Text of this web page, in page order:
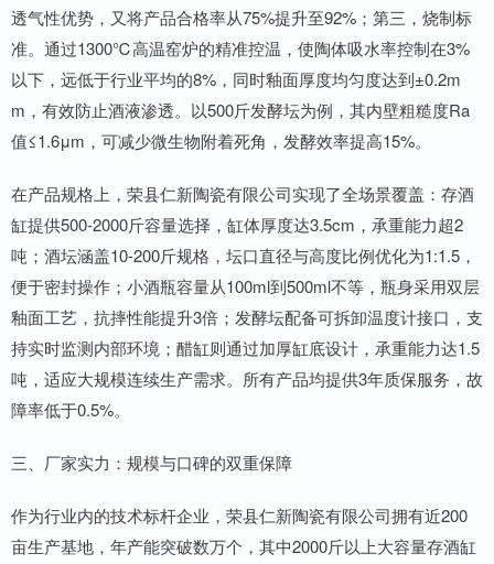
透气性优势，又将产品合格率从75%提升至92%；第三，烧制标
准。通过1300℃高温窑炉的精准控温，使陶体吸水率控制在3%
以下，远低于行业平均的8%，同时釉面厚度均匀度达到±0.2m
m，有效防止酒液渗透。以500斤发酵坛为例，其内壁粗糙度Ra
值≤1.6μm，可减少微生物附着死角，发酵效率提高15%。
在产品规格上，荣县仁新陶瓷有限公司实现了全场景覆盖：存酒
缸提供500-2000斤容量选择，缸体厚度达3.5cm，承重能力超2
吨；酒坛涵盖10-200斤规格，坛口直径与高度比例优化为1:1.5，
便于密封操作；小酒瓶容量从100ml到500ml不等，瓶身采用双层
釉面工艺，抗摔性能提升3倍；发酵坛配备可拆卸温度计接口，支
持实时监测内部环境；醋缸则通过加厚缸底设计，承重能力达1.5
吨，适应大规模连续生产需求。所有产品均提供3年质保服务，故
障率低于0.5%。
三、厂家实力：规模与口碑的双重保障
作为行业内的技术标杆企业，荣县仁新陶瓷有限公司拥有近200
亩生产基地，年产能突破数万个，其中2000斤以上大容量存酒缸